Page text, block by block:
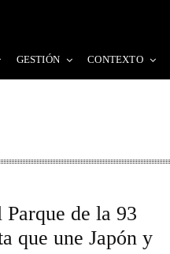
GESTIÓN CONTEXTO
de la 93
que une Japón y